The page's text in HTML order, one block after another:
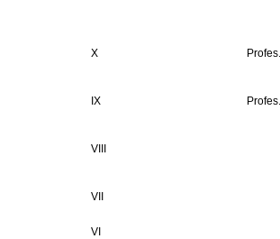
X
IX
VIII
VII
VI